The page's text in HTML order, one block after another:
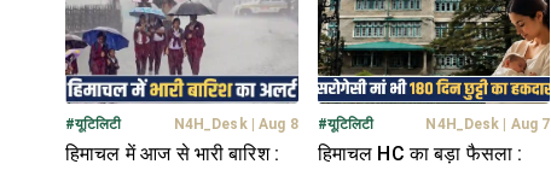
#यूटिलिटी N4H_Desk| Aug 8
हिमाचल में आज से भारी बारिश :
#यूटिलिटी N4H_Desk Aug 7
हिमाचल HC का बड़ा फैसला :